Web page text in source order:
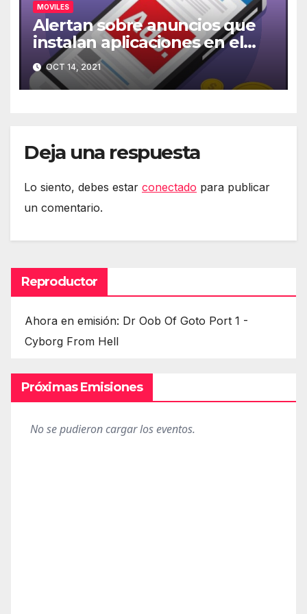
MOVILES
Alertan sobre anuncios que
instalan aplicaciones en el
móvil
OCT 14, 2021
Deja una respuesta
Lo siento, debes estar conectado para publicar
un comentario.
Reproductor
Ahora en emisión: Dr Oob Of Goto Port 1 -
Cyborg From Hell
Próximas Emisiones